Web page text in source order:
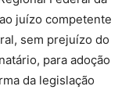
juízo competente
sem prejuízo do
para adoção
da legislação